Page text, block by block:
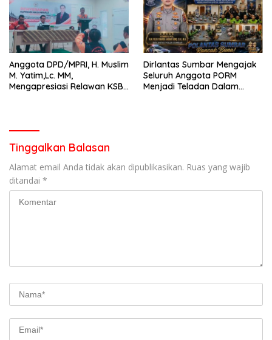
Anggota DPD/MPRI, H. Muslim
M. Yatim,Lc. MM,
Mengapresiasi Relawan KSB
Dirlantas Sumbar Mengajak
Seluruh Anggota PORM
Menjadi Teladan Dalam
Tinggalkan Balasan
Alamat email Anda tidak akan dipublikasikan. Ruas yang wajib
ditandai *